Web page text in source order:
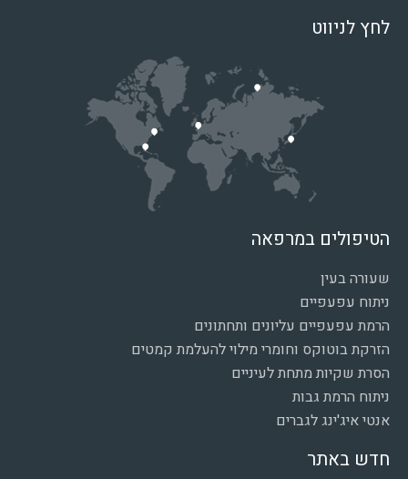
לחץ לניווט
הטיפולים במרפאה
שעורה בעין
ניתוח עפעפיים
הרמת עפעפיים עליונים ותחתונים
הזרקת בוטוקס וחומרי מילוי להעלמת קמטים
הסרת שקיות מתחת לעיניים
ניתוח הרמת גבות
אנטי איג'ינג לגברים
חדש באתר